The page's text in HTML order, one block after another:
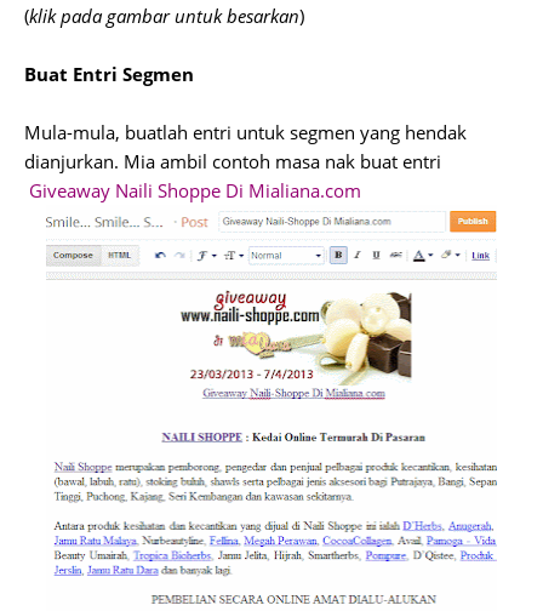
(klik pada gambar untuk besarkan)
Buat Entri Segmen
Mula-mula, buatlah entri untuk segmen yang hendak
dianjurkan. Mia ambil contoh masa nak buat entri
Giveaway Naili Shoppe Di Mialiana.com